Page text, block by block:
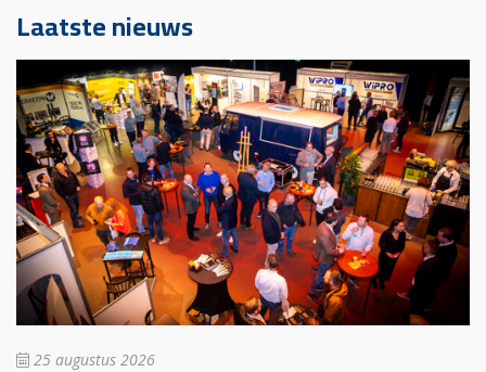
Laatste nieuws
25 augustus 2026